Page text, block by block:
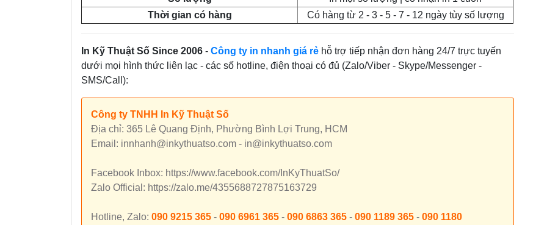
Thời gian có hàng
Có hàng từ 2 - 3 - 5 - 7 - 12 ngày tùy số lượng
In Kỹ Thuật Số Since 2006 - Công ty in nhanh giá rẻ hỗ trợ tiếp nhận đơn hàng 24/7 trực tuyến
dưới mọi hình thức liên lạc - các số hotline, điện thoại có đủ (Zalo/Viber - Skype/Messenger -
SMS/Call):
Công ty TNHH In Kỹ Thuật Số
Địa chỉ: 365 Lê Quang Định, Phường Bình Lợi Trung, HCM
Email: innhanh@inkythuatso.com - in@inkythuatso.com
Facebook Inbox: https://www.facebook.com/InKyThuatSo/
Zalo Official: https://zalo.me/4355688727875163729
Hotline, Zalo: 090 9215 365 - 090 6961 365 - 090 6863 365 - 090 1189 365 - 090 1180